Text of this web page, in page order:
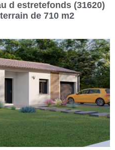
d estretefonds (31620)
de 710 m2